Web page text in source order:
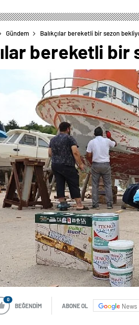
Gündem Balıkçılar bereketli bir sezon
bereketli
0
BEĞENDİM ABONE OL News